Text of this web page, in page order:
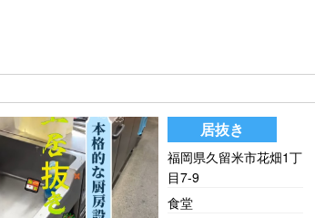
居抜き
福岡県久留米市花畑1丁
目7-9
食堂